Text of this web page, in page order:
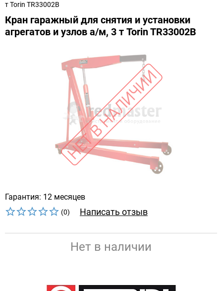
т Torin TR33002B
Кран гаражный для снятия и установки
агрегатов и узлов а/м, 3 т Torin TR33002B
Гарантия: 12 месяцев
(0) Написать отзыв
Нет в наличии